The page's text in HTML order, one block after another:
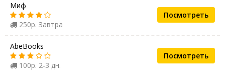
Миф
250р. Завтра
Посмотреть
AbeBooks
100р. 2-3 дн.
Посмотреть